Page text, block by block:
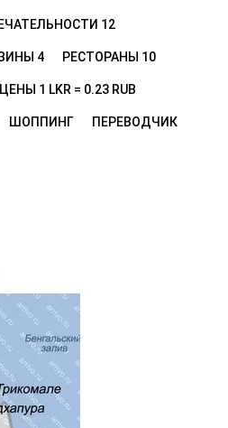
12
4 РЕСТОРАНЫ 10
ЦЕНЫ 1 LKR = 0.23 RUB
ШОППИНГ ПЕРЕВОДЧИК